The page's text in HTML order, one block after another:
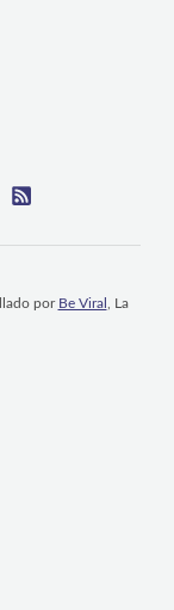
por Be Viral , La